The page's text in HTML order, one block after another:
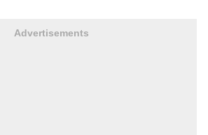
Advertisements